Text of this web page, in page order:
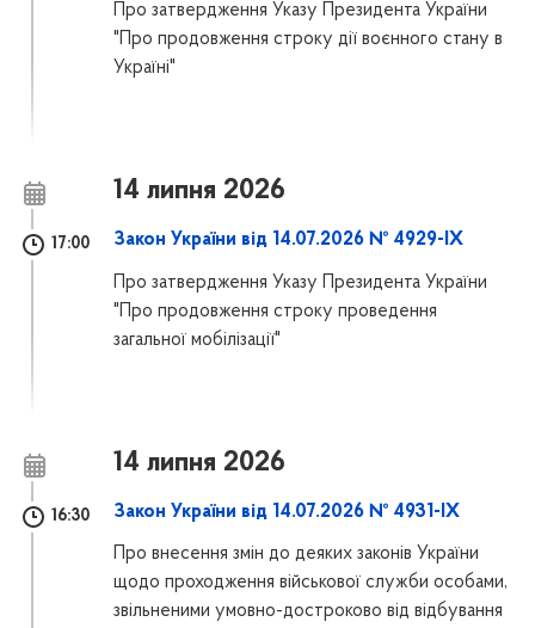
Про затвердження Указу Президента України
"Про продовження строку дії воєнного стану в
Україні"
14 липня 2026
17:00 Закон України від 14.07.2026 № 4929-IX
Про затвердження Указу Президента України
"Про продовження строку проведення
загальної мобілізації"
14 липня 2026
16:30 Закон України від 14.07.2026 № 4931-IX
Про внесення змін до деяких законів України
щодо проходження військової служби особами,
звільненими умовно-достроково від відбування